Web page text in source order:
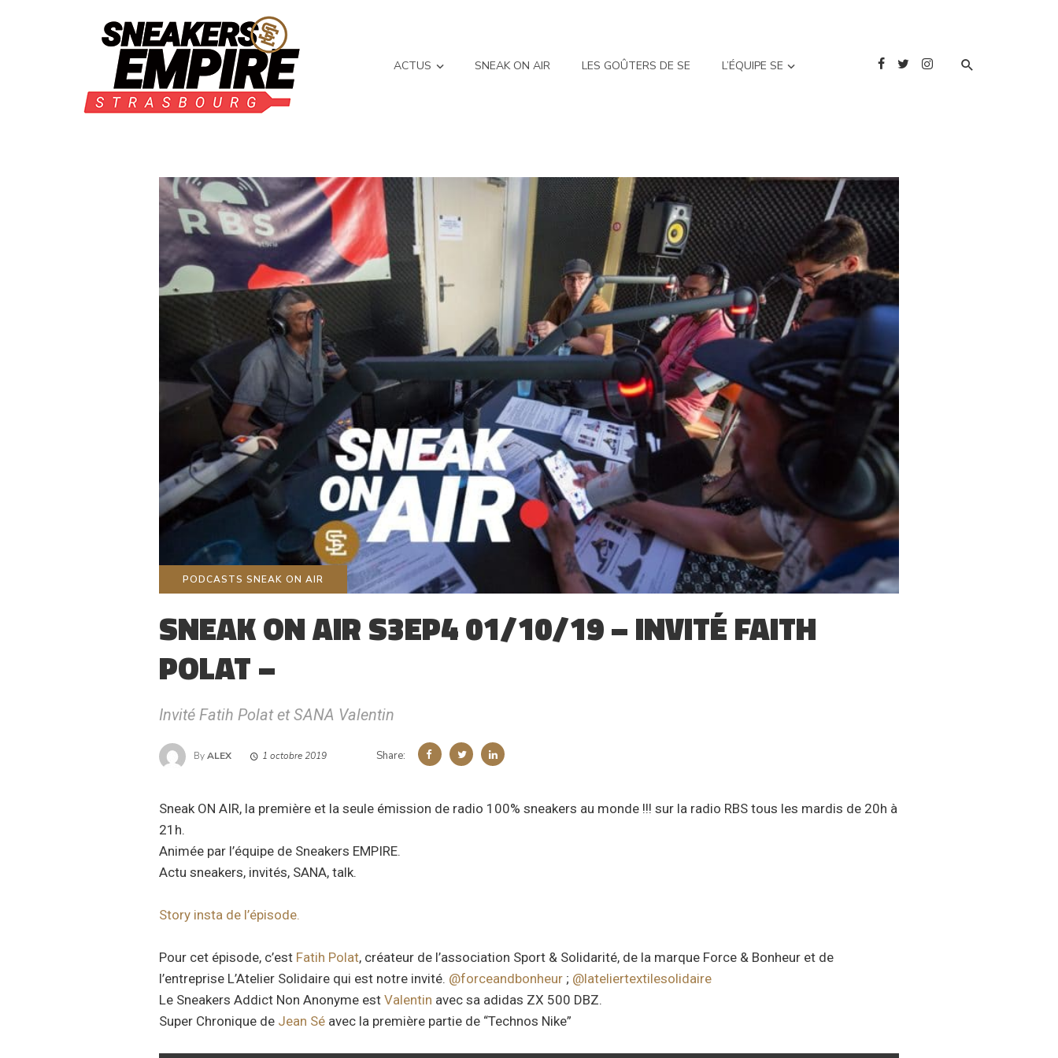
ACTUS SNEAK ON AIR LES GOÛTERS DE SE L’ÉQUIPE SE
PODCASTS SNEAK ON AIR
SNEAK ON AIR S3EP4 01/10/19 – INVITÉ FAITH
POLAT –
Invité Fatih Polat et SANA Valentin
ByALEX 1 octobre 2019 Share:
Sneak ON AIR, la première et la seule émission de radio 100% sneakers au monde !!! sur la radio RBS tous les mardis de 20h à
21h.
Animée par l’équipe de Sneakers EMPIRE.
Actu sneakers, invités, SANA, talk.
Story insta de l’épisode.
Pour cet épisode, c’est Fatih Polat, créateur de l’association Sport & Solidarité, de la marque Force & Bonheur et de
l’entreprise L’Atelier Solidaire qui est notre invité. @forceandbonheur ; @lateliertextilesolidaire
Le Sneakers Addict Non Anonyme est Valentin avec sa adidas ZX 500 DBZ.
Super Chronique de Jean Sé avec la première partie de “Technos Nike”